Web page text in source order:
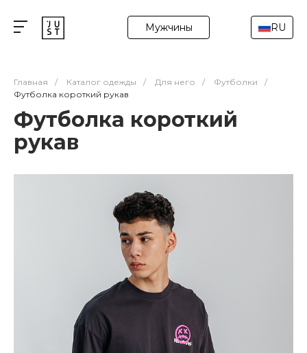
Мужчины RU
Главная / Каталог одежды / Для него / Футболки
/
Футболка короткий рукав
Футболка короткий
рукав